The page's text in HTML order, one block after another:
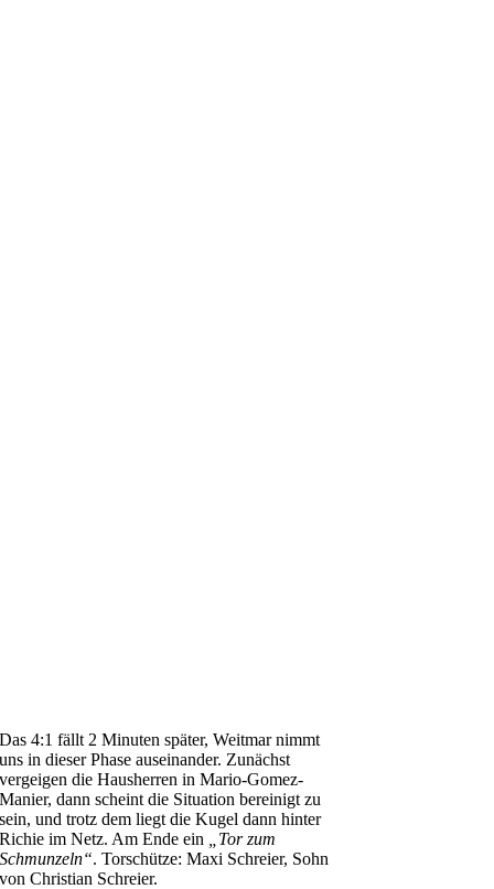
Das 4:1 fällt 2 Minuten später, Weitmar nimmt
uns in dieser Phase auseinander. Zunächst
vergeigen die Hausherren in Mario-Gomez-
Manier, dann scheint die Situation bereinigt zu
sein, und trotz dem liegt die Kugel dann hinter
Richie im Netz. Am Ende ein
„Tor zum
Schmunzeln“. Torschütze: Maxi Schreier, Sohn
von Christian Schreier.